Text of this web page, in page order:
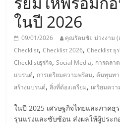
ส
เอ็
มอี
ไทย,
ในปี 2026
09/01/2026 คุณรัตนชัย ม่วงงาม (
Checklist,Checklist 2026,Checklist ธุ
Checklistธุรกิจ,Social Media, การตลาด
แบรนด์, การเตรียมความพร้อม, ต้นทุนทา
สร้างแบรนด์,สิ่งที่ต้องเตรียม, เตรียมคว
ในปี 2025 เศรษฐกิจไทยและภาค
รุนแรงและซับซ้อน ส่งผลให้ผู้ประก